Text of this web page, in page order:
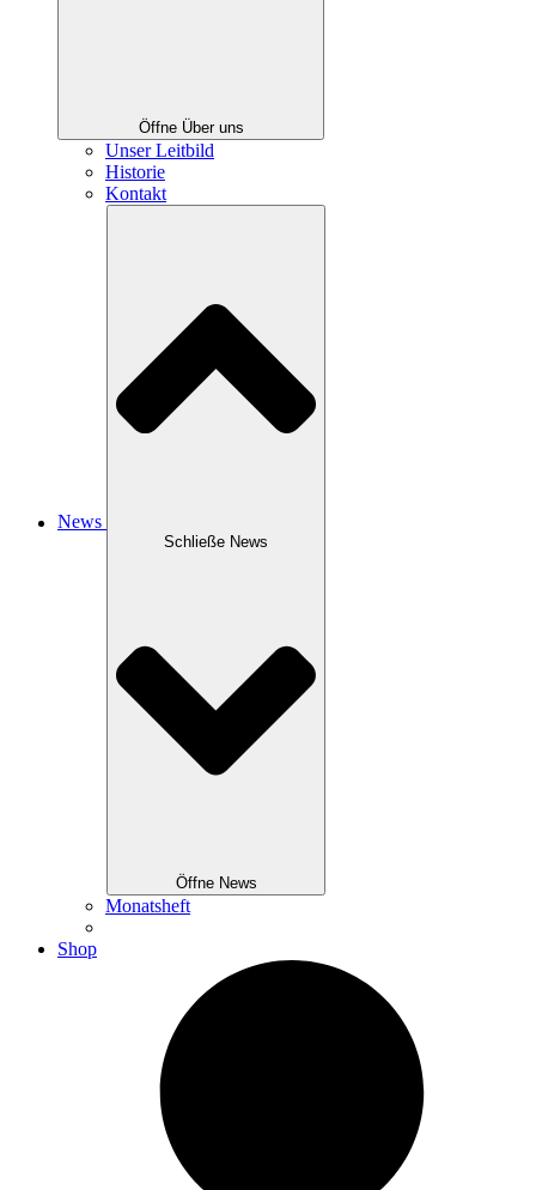
Öffne Über uns
Unser Leitbild
Historie
Kontakt
News
Schließe News
Öffne News
Monatsheft
Shop